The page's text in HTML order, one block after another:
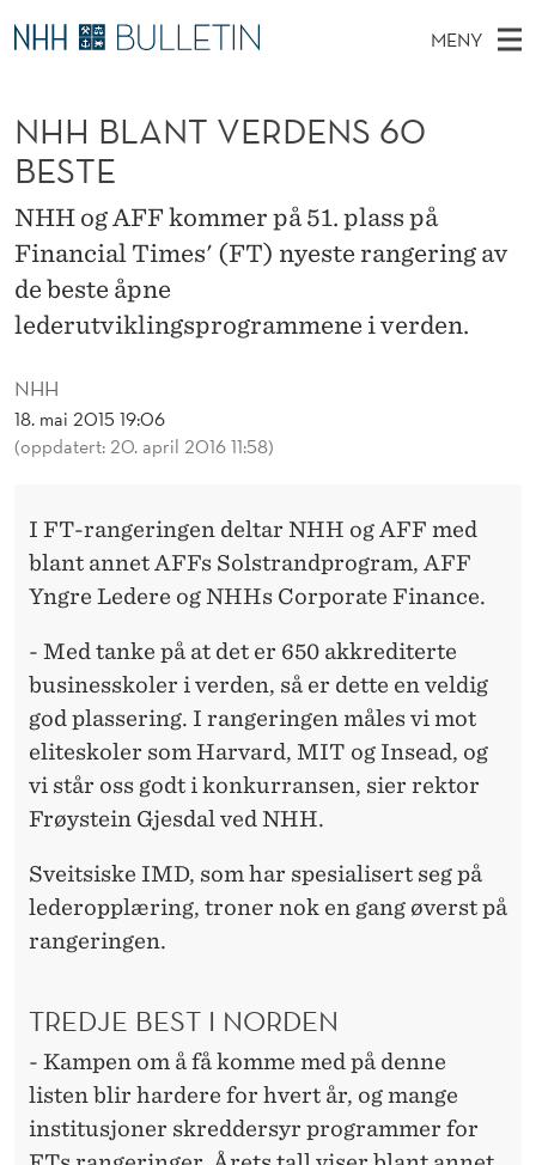
N
H
H
B
L
A
N
T
V
E
R
MENY
V
E
D
M
E
N
K
I
N
E
T
T
S
T
E
E
Stipendiater og nye forskerprofiler
Disputaser
Ekspertutvalg
Om Bulletin
NHH
18. mai 2015 19:06
(oppdatert: 20. april 2016 11:58)
NHH BLANT VERDENS 60
BESTE
NHH og AFF kommer på 51. plass på
Financial Times' (FT) nyeste rangering av
de beste åpne
lederutviklingsprogrammene i verden.
I FT-rangeringen deltar NHH og AFF med
blant annet AFFs Solstrandprogram, AFF
Yngre Ledere og NHHs Corporate Finance.
- Med tanke på at det er 650 akkrediterte
businesskoler i verden, så er dette en veldig
god plassering. I rangeringen måles vi mot
eliteskoler som Harvard, MIT og Insead, og
vi står oss godt i konkurransen, sier rektor
Frøystein Gjesdal ved NHH.
Sveitsiske IMD, som har spesialisert seg på
lederopplæring, troner nok en gang øverst på
rangeringen.
TREDJE BEST I NORDEN
- Kampen om å få komme med på denne
listen blir hardere for hvert år, og mange
institusjoner skreddersyr programmer for